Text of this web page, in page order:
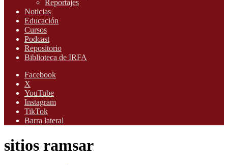
Reportajes
Noticias
Educación
Cursos
Podcast
Repositorio
Biblioteca de IRFA
Facebook
X
YouTube
Instagram
TikTok
Barra lateral
sitios ramsar